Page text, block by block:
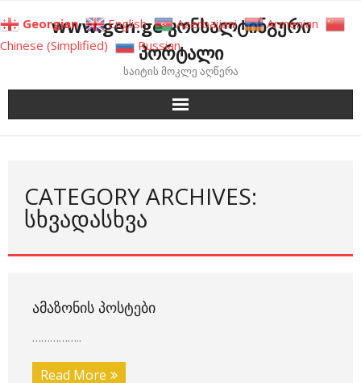
to
content
www.gen.ge კონსალტინგური
პორტალი
საიტის მოკლე აღწერა
CATEGORY ARCHIVES:
ᲡᲮᲕᲐᲓᲐᲡᲮᲕᲐ
ᲐᲛᲐᲖᲝᲜᲘᲡ ᲞᲝᲡᲢᲔᲑᲘ
……………..
Read More
Georgian English Azerbaijani
Armenian
Chinese (Simplified)
Russian